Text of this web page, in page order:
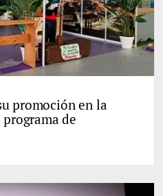
promoción en la
de